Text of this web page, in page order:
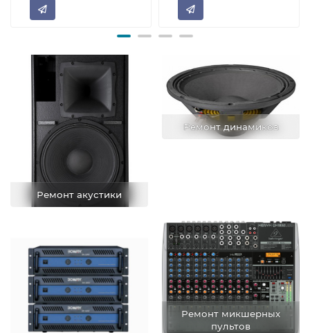
Ремонт акустики
Ремонт динамиков
Ремонт микшерных
пультов